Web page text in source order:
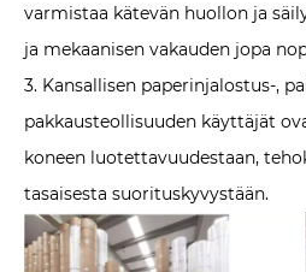
varmistaa kätevän huollon ja
ja mekaanisen vakauden jopa
3. Kansallisen paperinjalostus-,
pakkausteollisuuden käyttäjät
koneen luotettavuudestaan,
tasaisesta suorituskyvystään.